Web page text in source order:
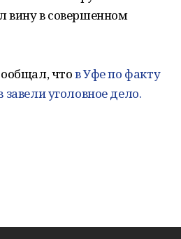
вину в совершенном
чтов Уфе по факту
уголовное дело.